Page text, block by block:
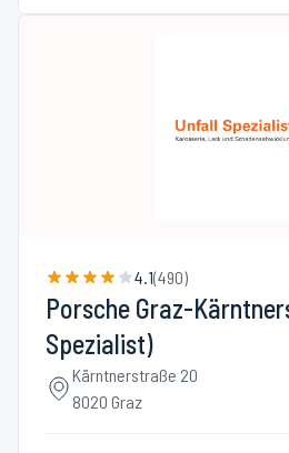
4.1(490)
Porsche Graz-
Spezialist)
Kärntnerstraße 20
8020 Graz